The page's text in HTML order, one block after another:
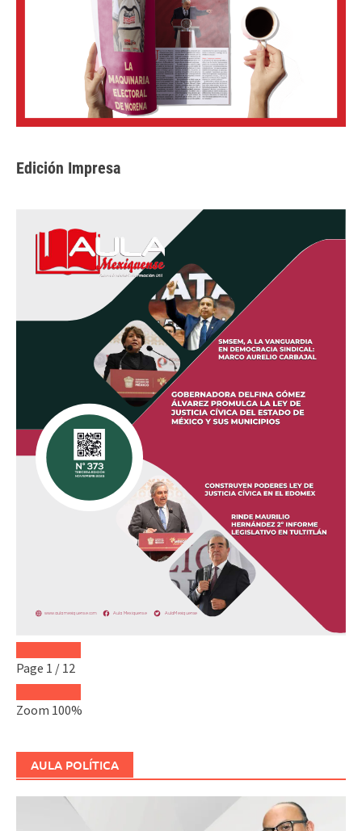
Edición Impresa
Page 1 / 12
Zoom 100%
AULA POLÍTICA